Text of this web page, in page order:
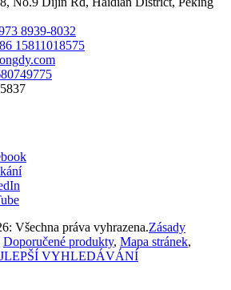
8939-8032
15811018575
Všechna práva vyhrazena.Zásady
Doporučené produkty, Mapa stránek,
VYHLEDÁVÁNÍ